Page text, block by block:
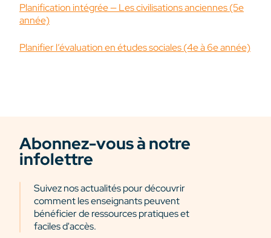
Planification intégrée — Les civilisations anciennes (5e
année)
Planifier l’évaluation en études sociales (4e à 6e année)
Abonnez-vous à notre
infolettre
Suivez nos actualités pour découvrir
comment les enseignants peuvent
bénéficier de ressources pratiques et
faciles d'accès.